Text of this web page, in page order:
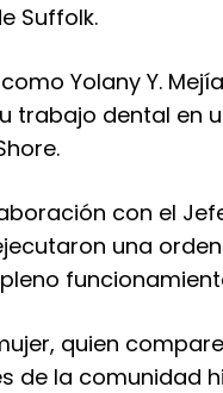
Suffolk.
Yolany Y.
trabajo dental en
con el
una
quien
de la comunidad